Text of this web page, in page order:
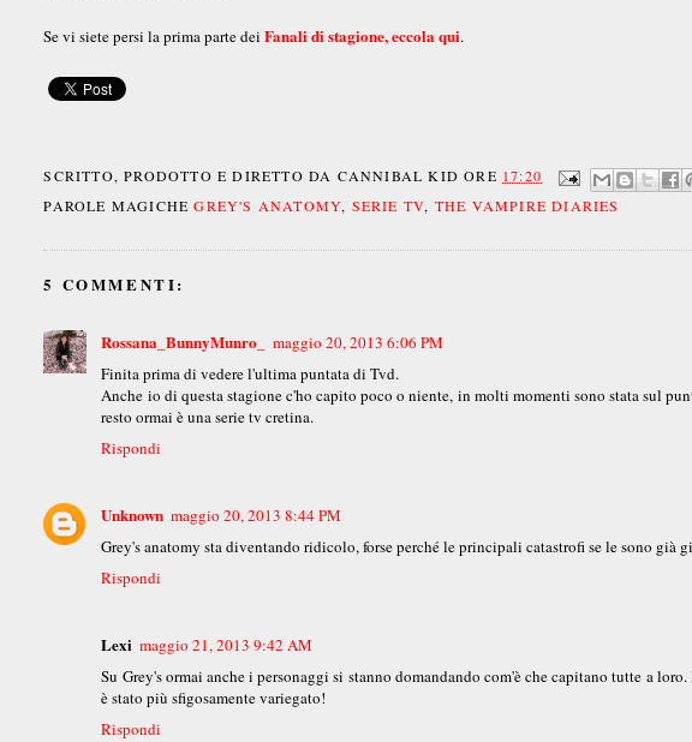
Se vi siete persi la prima parte deiFanali di stagione, eccola qui.
SCRITTO, PRODOTTO E DIRETTO DA CANNIBAL KID ORE 17:20
PAROLE MAGICHEGREY'S ANATOMY, SERIE TV, THE VAMPIRE DIARIES
5 COMMENTI:
Rossana_BunnyMunro_
maggio 20, 2013 6:06 PM
Finita prima di vedere l'ultima puntata di Tvd.
Anche io di questa stagione c'ho capito poco o niente, in molti momenti sono stata sul
resto ormai è una serie tv cretina.
Rispondi
Unknown maggio 20, 2013 8:44 PM
Grey's anatomy sta diventando ridicolo, forse perché le principali catastrofi se le sono già
Rispondi
Lexi maggio 21, 2013 9:42 AM
Su Grey's ormai anche i personaggi si stanno domandando com'è che capitano tutte a
è stato più sfigosamente variegato!
Rispondi